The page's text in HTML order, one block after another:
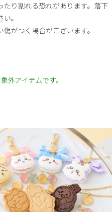
り割れる恐れがあります。落下
。
がつく場合がございます。
外アイテムです。